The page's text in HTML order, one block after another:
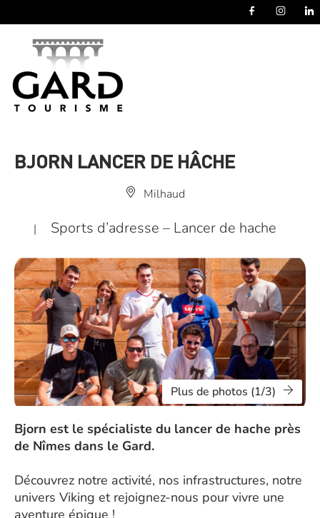
BJORN LANCER DE HÂCHE
Milhaud
| Sports d’adresse – Lancer de hache
Plus de photos (1/3)
Bjorn est le spécialiste du lancer de hache près
de Nîmes dans le Gard.
Découvrez notre activité, nos infrastructures, notre
univers Viking et rejoignez-nous pour vivre une
aventure épique !